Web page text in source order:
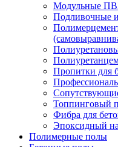
Модульные
Подливочные
Пропитки для
Топпинговый
Фибра для
Эпоксидный
Полимерные полы